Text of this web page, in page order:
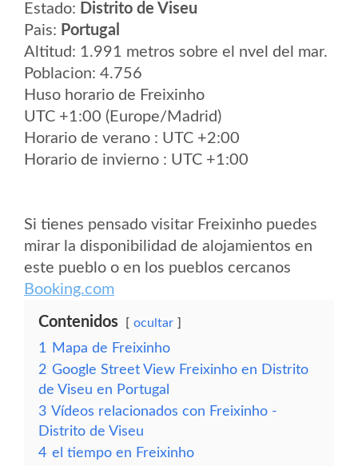
Estado: Distrito de Viseu
Pais: Portugal
Altitud: 1.991 metros sobre el nvel del mar.
Poblacion: 4.756
Huso horario de Freixinho
UTC +1:00 (Europe/Madrid)
Horario de verano : UTC +2:00
Horario de invierno : UTC +1:00
Si tienes pensado visitar Freixinho puedes
mirar la disponibilidad de alojamientos en
este pueblo o en los pueblos cercanos
Booking.com
Contenidos ocultar
1
Mapa de Freixinho
2 Google Street View Freixinho en Distrito
de Viseu en Portugal
3 Vídeos relacionados con Freixinho -
Distrito de Viseu
4 el tiempo en Freixinho